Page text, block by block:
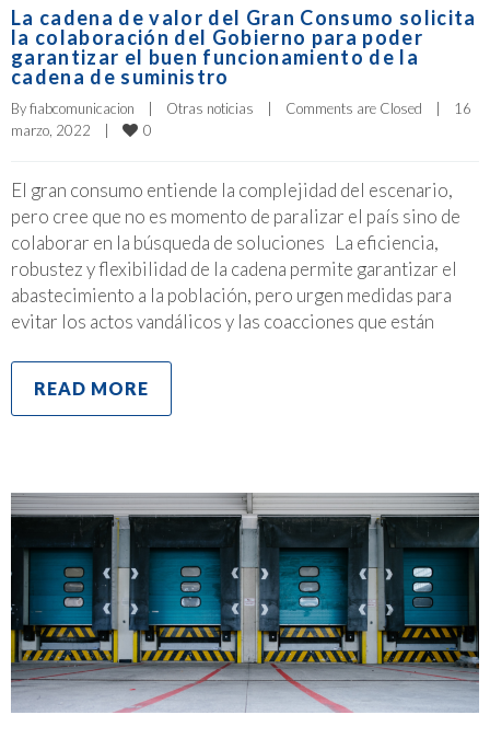
La cadena de valor del Gran Consumo solicita
la colaboración del Gobierno para poder
garantizar el buen funcionamiento de la
cadena de suministro
By fiabcomunicacion | Otras noticias | Comments are Closed |
16
marzo, 2022
| 0
El gran consumo entiende la complejidad del escenario,
pero cree que no es momento de paralizar el país sino de
colaborar en la búsqueda de soluciones La eficiencia,
robustez y flexibilidad de la cadena permite garantizar el
abastecimiento a la población, pero urgen medidas para
evitar los actos vandálicos y las coacciones que están
READ MORE